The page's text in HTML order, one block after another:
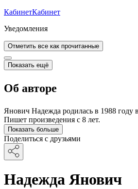
КабинетКабинет
Уведомления
Отметить все как прочитанные
Показать ещё
Об авторе
Янович Надежда родилась в 1988 году
Пишет произведения с 8 лет.
Показать больше
Поделиться с друзьями
Надежда Янович